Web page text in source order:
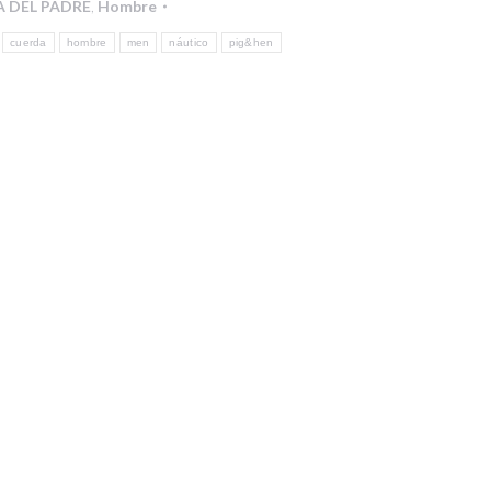
DEL PADRE Hombre
cuerda hombre men náutico pig&hen